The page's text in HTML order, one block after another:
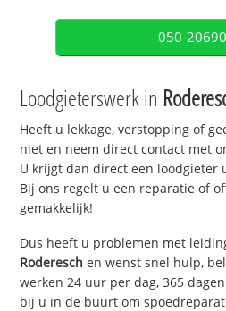
050-
Loodgieterswerk in
Heeft u lekkage, verstopping of
niet en neem direct contact met
U krijgt dan direct een loodgieter
Bij ons regelt u een reparatie of
gemakkelijk!
Dus heeft u problemen met
Roderesch en wenst snel hulp,
werken 24 uur per dag, 365
bij u in de buurt om